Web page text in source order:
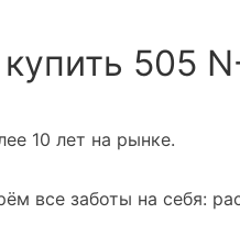
505
10 лет на рынке.
все заботы на себя: